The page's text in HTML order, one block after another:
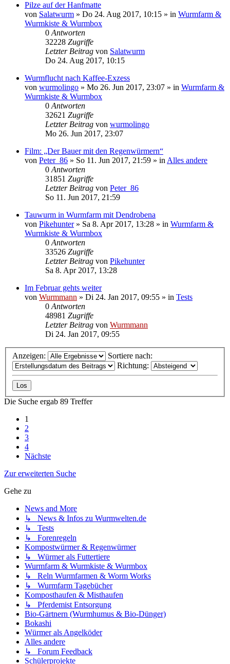
Pilze auf der Hanfmatte
von Salatwurm » Do 24. Aug 2017, 10:15 » in Wurmfarm &
Wurmkiste & Wurmbox
0 Antworten
32228 Zugriffe
Letzter Beitrag von Salatwurm
Do 24. Aug 2017, 10:15
Wurmflucht nach Kaffee-Exzess
von wurmolingo » Mo 26. Jun 2017, 23:07 » in Wurmfarm &
Wurmkiste & Wurmbox
0 Antworten
32621 Zugriffe
Letzter Beitrag von wurmolingo
Mo 26. Jun 2017, 23:07
Film: „Der Bauer mit den Regenwürmern“
von Peter_86 » So 11. Jun 2017, 21:59 » in Alles andere
0 Antworten
31851 Zugriffe
Letzter Beitrag von Peter_86
So 11. Jun 2017, 21:59
Tauwurm in Wurmfarm mit Dendrobena
von Pikehunter» Sa 8. Apr 2017, 13:28 » in Wurmfarm &
Wurmkiste & Wurmbox
0 Antworten
33526 Zugriffe
Letzter Beitrag von Pikehunter
Sa 8. Apr 2017, 13:28
Im Februar gehts weiter
von Wurmmann » Di 24. Jan 2017, 09:55 » in Tests
0 Antworten
48981 Zugriffe
Letzter Beitrag von Wurmmann
Di 24. Jan 2017, 09:55
Anzeigen:
Sortiere nach:
Richtung:
Die Suche ergab 89 Treffer
1
2
3
4
Nächste
Zur erweiterten Suche
Gehe zu
News and More
↳ News & Infos zu Wurmwelten.de
↳ Tests
↳ Forenregeln
Kompostwürmer & Regenwürmer
↳ Würmer als Futtertiere
Wurmfarm & Wurmkiste & Wurmbox
↳ Reln Wurmfarmen & Worm Works
↳ Wurmfarm Tagebücher
Komposthaufen & Misthaufen
↳ Pferdemist Entsorgung
Bio-Gärtnern (Wurmhumus & Bio-Dünger)
Bokashi
Würmer als Angelköder
Alles andere
↳ Forum Feedback
Schülerprojekte